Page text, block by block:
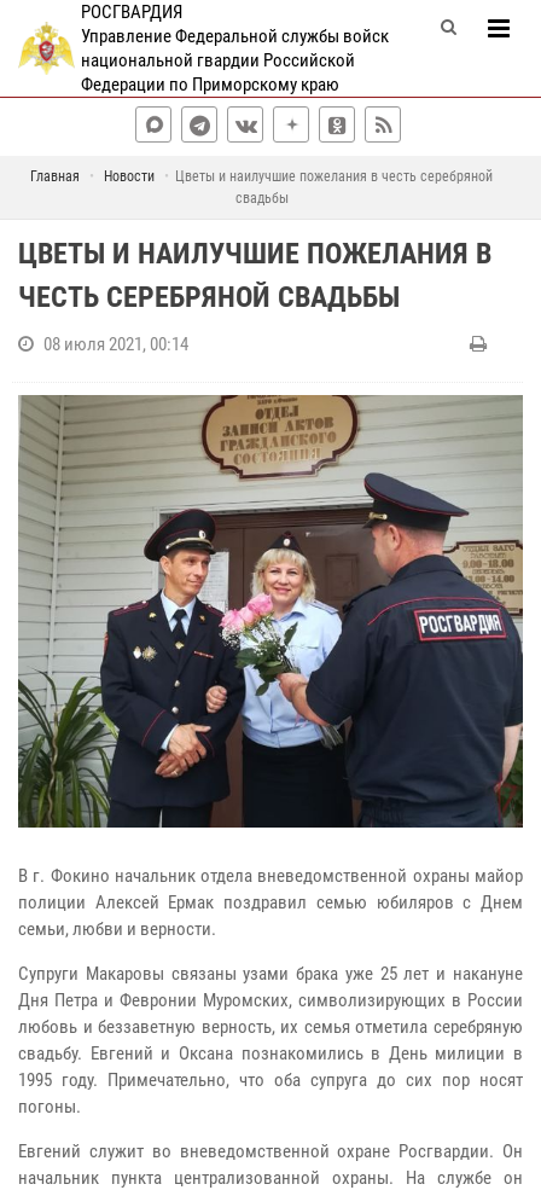
РОСГВАРДИЯ
Управление Федеральной службы войск
национальной гвардии Российской
Федерации по Приморскому краю
Главная Новости
Цветы и наилучшие пожелания в честь серебряной
свадьбы
ЦВЕТЫ И НАИЛУЧШИЕ ПОЖЕЛАНИЯ В
ЧЕСТЬ СЕРЕБРЯНОЙ СВАДЬБЫ
08 июля 2021, 00:14
В г. Фокино начальник отдела вневедомственной охраны майор
полиции Алексей Ермак поздравил семью юбиляров с Днем
семьи, любви и верности.
Супруги Макаровы связаны узами брака уже 25 лет и накануне
Дня Петра и Февронии Муромских, символизирующих в России
любовь и беззаветную верность, их семья отметила серебряную
свадьбу. Евгений и Оксана познакомились в День милиции в
1995 году. Примечательно, что оба супруга до сих пор носят
погоны.
Евгений служит во вневедомственной охране Росгвардии. Он
начальник пункта централизованной охраны. На службе он